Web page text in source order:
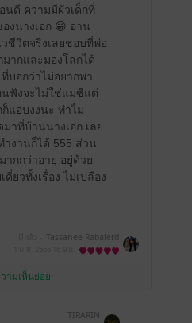
นดี ความมีผัวเด็กที่
งนางเอก 😁 อ่าน
ชีวิตจริงเลยชอบที่พ่อ
ากและมองโลกได้
บอกว่าไม่อยากพา
ฟังจะไม่ใช่แม่ซีแต่
แอบงงนะ ทำไม
าที่บ้านนางเอก เลย
ำงานก็ได้ 555 ส่วน
ากกว่าอายุ อยู่ด้วย
ยวทั้งเรื่อง ไม่เปลือง
Tassanee Rabalerd
ามเห็นย่อย
TIRARIN